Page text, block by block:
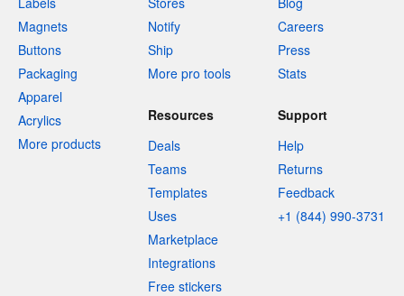
Magnets
Buttons
Packaging
Apparel
Acrylics
More products
Notify
Ship
More pro tools
Careers
Press
Stats
Resources
Deals
Teams
Templates
Uses
Marketplace
Integrations
Free stickers
Support
Help
Returns
Feedback
+1 (844) 990-3731